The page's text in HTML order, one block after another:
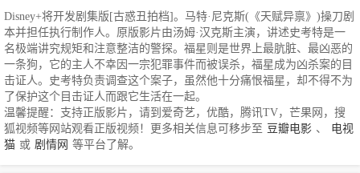
Disney+将开发剧集版[古惑丑拍档]。马特·尼克斯(《天赋异禀》)操刀剧
本并担任执行制作人。原版影片由汤姆·汉克斯主演，讲述史考特是一
名极端讲究规矩和注意整洁的警探。福星则是世界上最肮脏、最凶恶的
一条狗，它的主人不幸因一宗犯罪事件而被误杀，福星成为凶杀案的目
击证人。史考特负责调查这个案子，虽然他十分痛恨福星，却不得不为
了保护这个目击证人而跟它生活在一起。
温馨提醒：支持正版影片，请到爱奇艺，优酷，腾讯TV，芒果网，搜
狐视频等网站观看正版视频！更多相关信息可移步至 豆瓣电影 、
电视
猫 或 剧情网 等平台了解。